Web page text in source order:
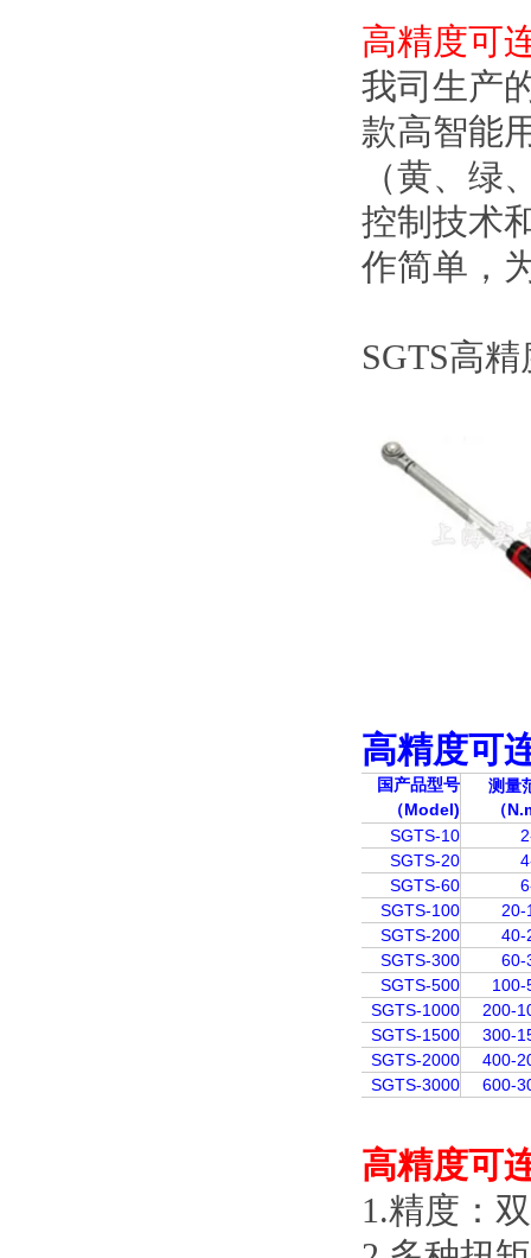
高精度可
我司生产
款高智能
（黄、
控制技术和
作简单
SGTS高
高精度可
国产品型号
（Model)
测量
（
SGTS-10
SGTS-20
SGTS-60
SGTS-100
20-
SGTS-200
40-
SGTS-300
60-
SGTS-500
100-
SGTS-1000
200-
SGTS-1500
300-
SGTS-2000
400-
SGTS-3000
600-
高精度可
1.精度